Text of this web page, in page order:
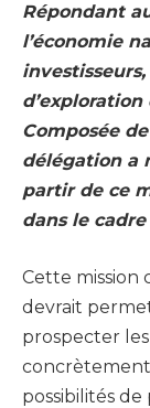
Répondant
l’économie
Composée
délégation a
partir de ce
dans le
Cette mission
devrait
prospecter
concrètement
possibilités